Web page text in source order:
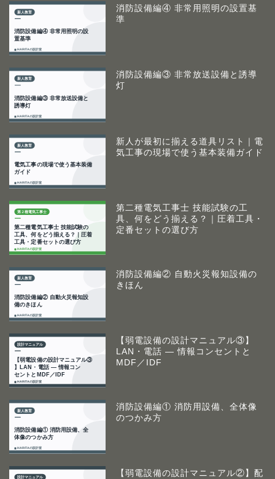
消防設備編④ 非常用照明の設置基
準
消防設備編③ 非常放送設備と誘導
灯
新人が最初に揃える道具リスト｜電
気工事の現場で使う基本装備ガイド
第二種電気工事士 技能試験の工
具、何をどう揃える？｜圧着工具・
定番セットの選び方
消防設備編② 自動火災報知設備の
きほん
【弱電設備の設計マニュアル③】
LAN・電話 ― 情報コンセントと
MDF／IDF
消防設備編① 消防用設備、全体像
のつかみ方
【弱電設備の設計マニュアル②】配